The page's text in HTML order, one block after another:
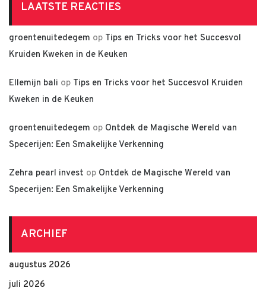
LAATSTE REACTIES
groentenuitedegem op Tips en Tricks voor het Succesvol
Kruiden Kweken in de Keuken
Ellemijn bali op Tips en Tricks voor het Succesvol Kruiden
Kweken in de Keuken
groentenuitedegem op Ontdek de Magische Wereld van
Specerijen: Een Smakelijke Verkenning
Zehra pearl invest op Ontdek de Magische Wereld van
Specerijen: Een Smakelijke Verkenning
ARCHIEF
augustus 2026
juli 2026